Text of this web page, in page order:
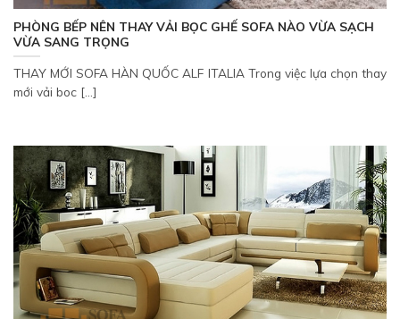
PHÒNG BẾP NÊN THAY VẢI BỌC GHẾ SOFA NÀO VỪA SẠCH
VỪA SANG TRỌNG
THAY MỚI SOFA HÀN QUỐC ALF ITALIA Trong việc lựa chọn thay
mới vải boc [...]